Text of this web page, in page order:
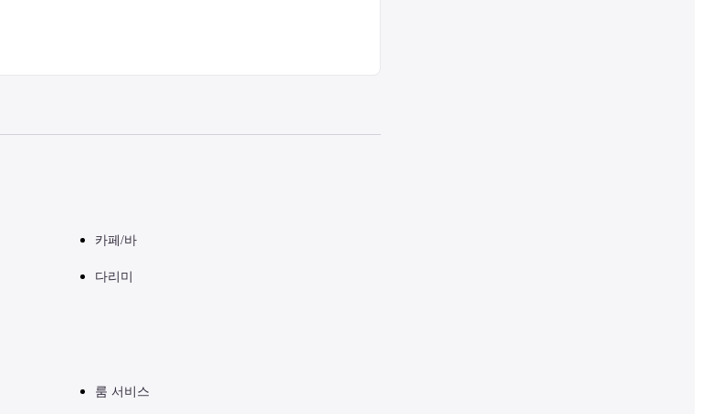
카페/바
다리미
룸 서비스